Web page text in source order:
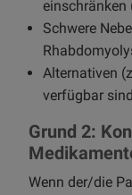
einschränken
Schwere
Alternativen
verfügbar
Grund 2:
Wenn der/die